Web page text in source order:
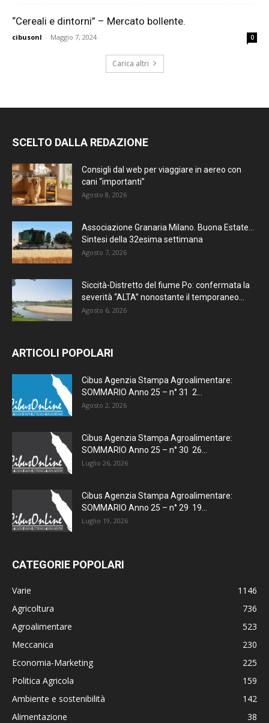
“Cereali e dintorni” – Mercato bollente.
cibusonl - Maggio 7, 2024 0
Carica altri
SCELTO DALLA REDAZIONE
Consigli dal web per viaggiare in aereo con
cani “importanti”
Agosto 8, 2026
Associazione Granaria Milano. Buona Estate…
Sintesi della 32esima settimana
Agosto 7, 2026
Siccità-Distretto del fiume Po: confermata la
severità “ALTA” nonostante il temporaneo...
Agosto 6, 2026
ARTICOLI POPOLARI
Cibus Agenzia Stampa Agroalimentare:
SOMMARIO Anno 25 – n° 31 2...
Agosto 2, 2026
Cibus Agenzia Stampa Agroalimentare:
SOMMARIO Anno 25 – n° 30 26...
Luglio 26, 2026
Cibus Agenzia Stampa Agroalimentare:
SOMMARIO Anno 25 – n° 29 19...
Luglio 19, 2026
CATEGORIE POPOLARI
Varie
1146
Agricoltura
736
Agroalimentare
523
Meccanica
230
Economia-Marketing
225
Politica Agricola
159
Ambiente e sostenibilità
142
Alimentazione
38